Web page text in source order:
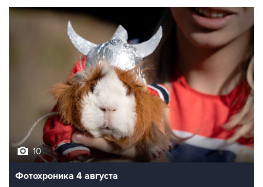
10
Фотохроника 4 августа